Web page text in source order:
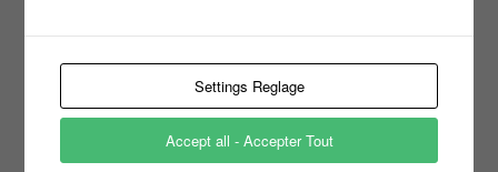
Jeux TV Julien Courbet
Koh Lantalaurence boccolini m6
Maestro Masters money drop
Settings Reglage
Accept all - Accepter Tout